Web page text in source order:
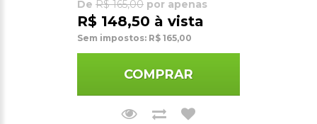
De R$ 165,00 por apenas
R$ 148,50 à vista
Sem impostos: R$ 165,00
COMPRAR